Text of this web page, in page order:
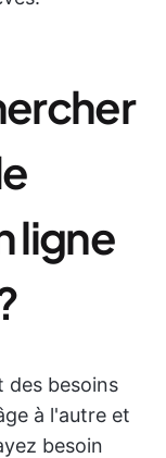
ligne
des besoins
à l'autre et
besoin